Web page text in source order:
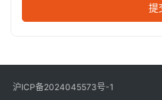
提
沪ICP备2024045573号-1